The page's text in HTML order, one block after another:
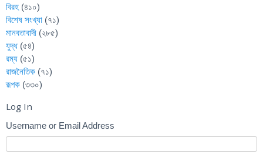
বিরহ (৪১০)
বিশেষ সংখ্যা (৭১)
মানবতাবাদী (২৮৫)
যুদ্ধ (৫৪)
রম্য (৫১)
রাজনৈতিক (৭১)
রূপক (৩৩০)
Log In
Username or Email Address